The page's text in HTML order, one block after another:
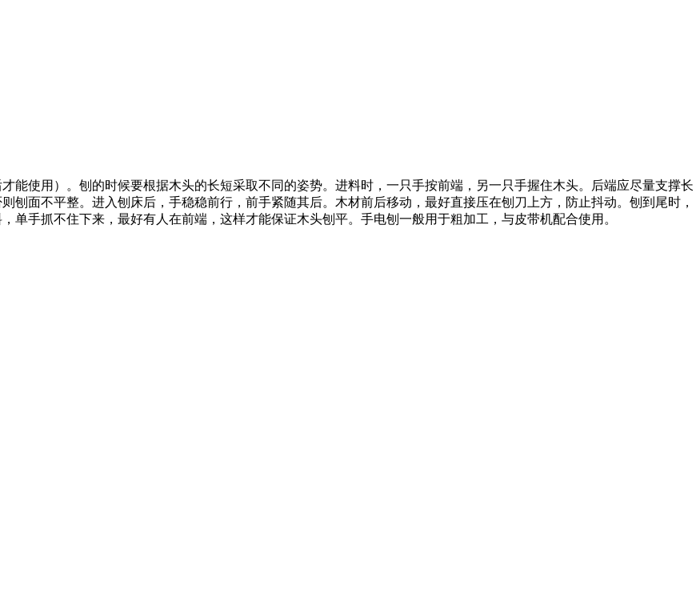
能使用）。刨的时候要根据木头的长短采取不同的姿势。进料时，一只手按前端，另一只手握住木头。后端应尽量支撑长
刨面不平整。进入刨床后，手稳稳前行，前手紧随其后。木材前后移动，最好直接压在刨刀上方，防止抖动。刨到尾时，
单手抓不住下来，最好有人在前端，这样才能保证木头刨平。手电刨一般用于粗加工，与皮带机配合使用。